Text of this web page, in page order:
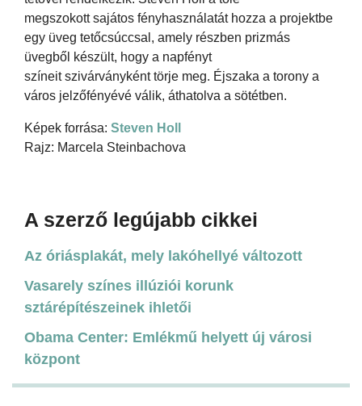
megszokott sajátos fényhasználatát hozza a projektbe
egy üveg tetőcsúccsal, amely részben prizmás
üvegből készült, hogy a napfényt
színeit szivárványként törje meg. Éjszaka a torony a
város jelzőfényévé válik, áthatolva a sötétben.
Képek forrása: Steven Holl
Rajz: Marcela Steinbachova
A szerző legújabb cikkei
Az óriásplakát, mely lakóhellyé változott
Vasarely színes illúziói korunk
sztárépítészeinek ihletői
Obama Center: Emlékmű helyett új városi
központ